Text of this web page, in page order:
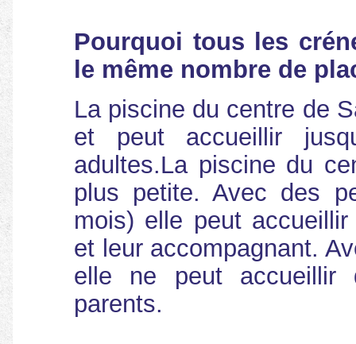
Pourquoi tous les
le même nombre de
La piscine du centre de
et peut accueillir
adultes.La piscine du
plus petite. Avec des
mois) elle peut
et leur accompagnant.
elle ne peut
parents.